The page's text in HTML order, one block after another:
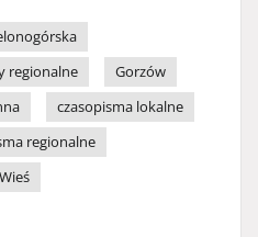
regionalne
Gorzów
czasopisma lokalne
regionalne